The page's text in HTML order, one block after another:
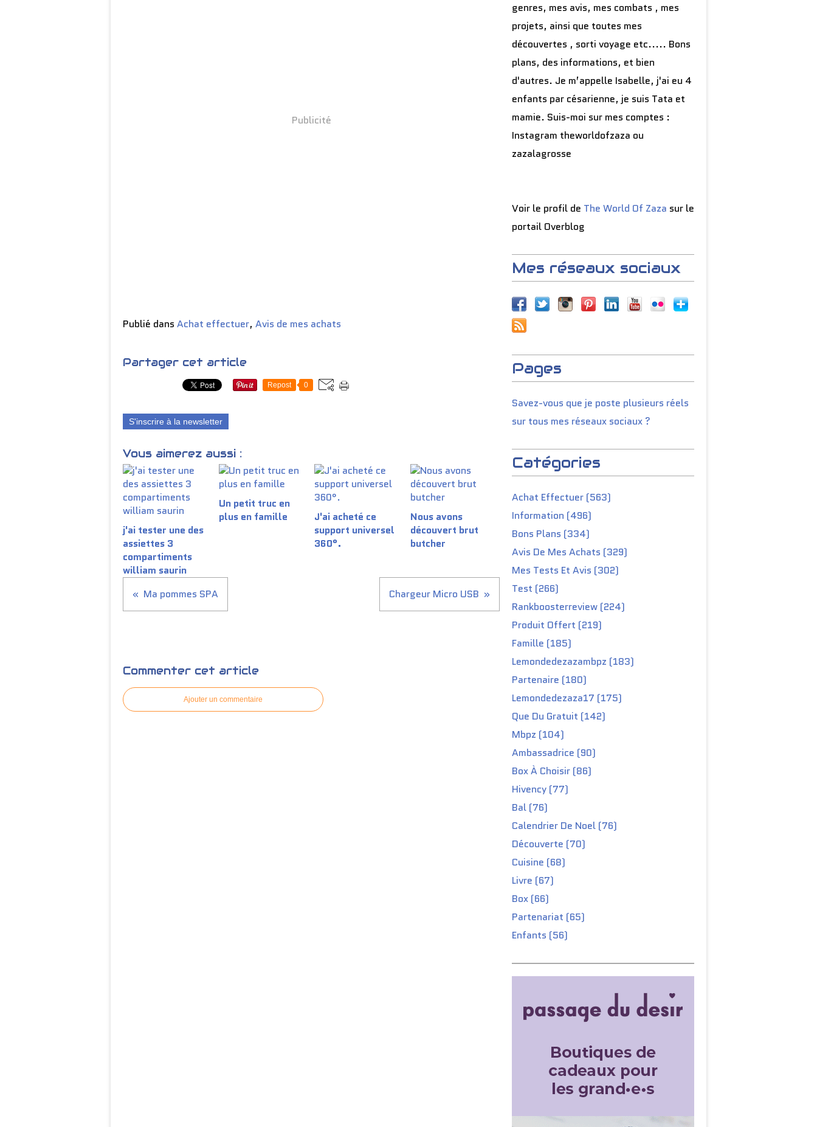
Publicité
Publié dans Achat effectuer, Avis de mes achats
Partager cet article
Repost 0
S'inscrire à la newsletter
Vous aimerez aussi :
j'ai tester une des
assiettes 3
compartiments
william saurin
Un petit truc en
plus en famille
J'ai acheté ce
support universel
360°.
Nous avons
découvert brut
butcher
Ma pommes SPA Chargeur Micro USB
Commenter cet article
Ajouter un commentaire
genres, mes avis, mes combats , mes
projets, ainsi que toutes mes
découvertes , sorti voyage etc..... Bons
plans, des informations, et bien
d'autres. Je m’appelle Isabelle, j'ai eu 4
enfants par césarienne, je suis Tata et
mamie. Suis-moi sur mes comptes :
Instagram theworldofzaza ou
zazalagrosse
Voir le profil de The World Of Zaza sur le
portail Overblog
Mes réseaux sociaux
Pages
Savez-vous que je poste plusieurs réels
sur tous mes réseaux sociaux ?
Catégories
Achat Effectuer (563)
Information (496)
Bons Plans (334)
Avis De Mes Achats (329)
Mes Tests Et Avis (302)
Test (266)
Rankboosterreview (224)
Produit Offert (219)
Famille (185)
Lemondedezazambpz (183)
Partenaire (180)
Lemondedezaza17 (175)
Que Du Gratuit (142)
Mbpz (104)
Ambassadrice (90)
Box À Choisir (86)
Hivency (77)
Bal (76)
Calendrier De Noel (76)
Découverte (70)
Cuisine (68)
Livre (67)
Box (66)
Partenariat (65)
Enfants (56)